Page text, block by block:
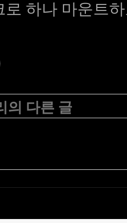
로 하나 마운트
의 다른 글